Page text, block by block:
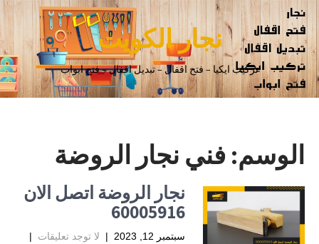
نجار الكويت
تركيب ايكيا – فتح اقفال – تبديل اقفال – فتح ابواب
الوسم: فني نجار الروضة
نجار الروضة اتصل الان
60005916
سبتمبر 12, 2023 | لا توجد تعليقات
|